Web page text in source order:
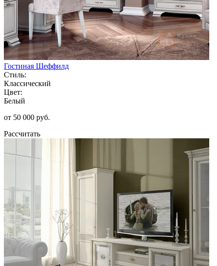
Гостиная Шеффилд
Стиль:
Классический
Цвет:
Белый
от 50 000 руб.
Рассчитать